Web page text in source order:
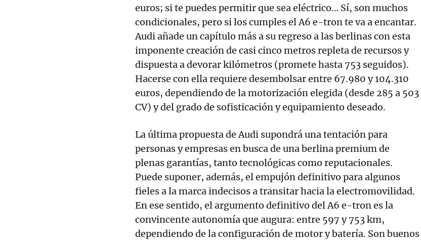
euros; si te puedes permitir que sea eléctrico… Sí, son muchos
condicionales, pero si los cumples el A6 e-tron te va a encantar.
Audi añade un capítulo más a su regreso a las berlinas con esta
imponente creación de casi cinco metros repleta de recursos y
dispuesta a devorar kilómetros (promete hasta 753 seguidos).
Hacerse con ella requiere desembolsar entre 67.980 y 104.310
euros, dependiendo de la motorización elegida (desde 285 a 503
CV) y del grado de sofisticación y equipamiento deseado.
La última propuesta de Audi supondrá una tentación para
personas y empresas en busca de una berlina premium de
plenas garantías, tanto tecnológicas como reputacionales.
Puede suponer, además, el empujón definitivo para algunos
fieles a la marca indecisos a transitar hacia la electromovilidad.
En ese sentido, el argumento definitivo del A6 e-tron es la
convincente autonomía que augura: entre 597 y 753 km,
dependiendo de la configuración de motor y batería. Son buenos